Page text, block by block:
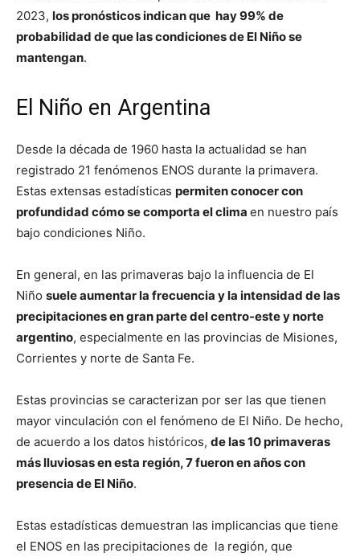
2023, los pronósticos indican que hay 99% de
probabilidad de que las condiciones de El Niño se
mantengan.
El Niño en Argentina
Desde la década de 1960 hasta la actualidad se han
registrado 21 fenómenos ENOS durante la primavera.
Estas extensas estadísticas permiten conocer con
profundidad cómo se comporta el clima en nuestro país
bajo condiciones Niño.
En general, en las primaveras bajo la influencia de El
Niño suele aumentar la frecuencia y la intensidad de las
precipitaciones en gran parte del centro-este y norte
argentino, especialmente en las provincias de Misiones,
Corrientes y norte de Santa Fe.
Estas provincias se caracterizan por ser las que tienen
mayor vinculación con el fenómeno de El Niño. De hecho,
de acuerdo a los datos históricos, de las 10 primaveras
más lluviosas en esta región, 7 fueron en años con
presencia de El Niño.
Estas estadísticas demuestran las implicancias que tiene
el ENOS en las precipitaciones de la región, que